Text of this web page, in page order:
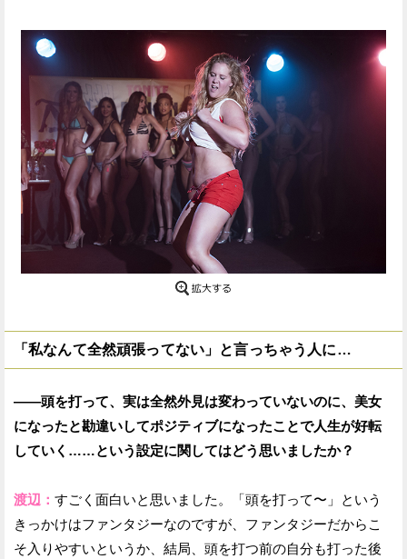
「私なんて全然頑張ってない」と言っちゃう人に…
——頭を打って、実は全然外見は変わっていないのに、美女
になったと勘違いしてポジティブになったことで人生が好転
していく……という設定に関してはどう思いましたか？
渡辺： すごく面白いと思いました。「頭を打って〜」という
きっかけはファンタジーなのですが、ファンタジーだからこ
そ入りやすいというか、結局、頭を打つ前の自分も打った後